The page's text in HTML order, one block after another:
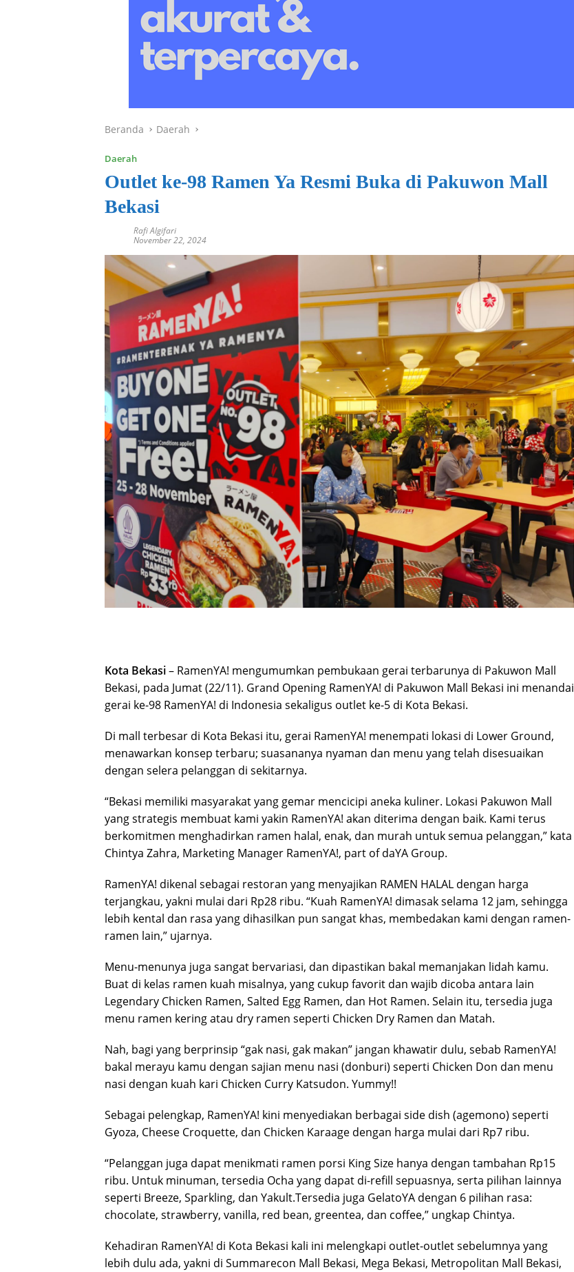
Beranda Daerah
Daerah
Outlet ke-98 Ramen Ya Resmi Buka di Pakuwon Mall
Bekasi
Rafi Algifari
November 22, 2024
Kota Bekasi– RamenYA! mengumumkan pembukaan gerai terbarunya di Pakuwon Mall
Bekasi, pada Jumat (22/11). Grand Opening RamenYA! di Pakuwon Mall Bekasi ini menandai
gerai ke-98 RamenYA! di Indonesia sekaligus outlet ke-5 di Kota Bekasi.
Di mall terbesar di Kota Bekasi itu, gerai RamenYA! menempati lokasi di Lower Ground,
menawarkan konsep terbaru; suasananya nyaman dan menu yang telah disesuaikan
dengan selera pelanggan di sekitarnya.
“Bekasi memiliki masyarakat yang gemar mencicipi aneka kuliner. Lokasi Pakuwon Mall
yang strategis membuat kami yakin RamenYA! akan diterima dengan baik. Kami terus
berkomitmen menghadirkan ramen halal, enak, dan murah untuk semua pelanggan,” kata
Chintya Zahra, Marketing Manager RamenYA!, part of daYA Group.
RamenYA! dikenal sebagai restoran yang menyajikan RAMEN HALAL dengan harga
terjangkau, yakni mulai dari Rp28 ribu. “Kuah RamenYA! dimasak selama 12 jam, sehingga
lebih kental dan rasa yang dihasilkan pun sangat khas, membedakan kami dengan ramen-
ramen lain,” ujarnya.
Menu-menunya juga sangat bervariasi, dan dipastikan bakal memanjakan lidah kamu.
Buat di kelas ramen kuah misalnya, yang cukup favorit dan wajib dicoba antara lain
Legendary Chicken Ramen, Salted Egg Ramen, dan Hot Ramen. Selain itu, tersedia juga
menu ramen kering atau dry ramen seperti Chicken Dry Ramen dan Matah.
Nah, bagi yang berprinsip “gak nasi, gak makan” jangan khawatir dulu, sebab RamenYA!
bakal merayu kamu dengan sajian menu nasi (donburi) seperti Chicken Don dan menu
nasi dengan kuah kari Chicken Curry Katsudon. Yummy!!
Sebagai pelengkap, RamenYA! kini menyediakan berbagai side dish (agemono) seperti
Gyoza, Cheese Croquette, dan Chicken Karaage dengan harga mulai dari Rp7 ribu.
“Pelanggan juga dapat menikmati ramen porsi King Size hanya dengan tambahan Rp15
ribu. Untuk minuman, tersedia Ocha yang dapat di-refill sepuasnya, serta pilihan lainnya
seperti Breeze, Sparkling, dan Yakult.Tersedia juga GelatoYA dengan 6 pilihan rasa:
chocolate, strawberry, vanilla, red bean, greentea, dan coffee,” ungkap Chintya.
Kehadiran RamenYA! di Kota Bekasi kali ini melengkapi outlet-outlet sebelumnya yang
lebih dulu ada, yakni di Summarecon Mall Bekasi, Mega Bekasi, Metropolitan Mall Bekasi,